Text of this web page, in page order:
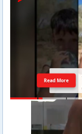
Read More